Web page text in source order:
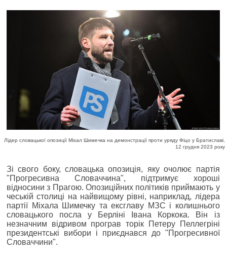
Лідер словацької опозиції Міхал Шимечка на демонстрації проти уряду Фіцо у Братиславі,
12 грудня 2023 року
Зі свого боку, словацька опозиція, яку очолює партія
"Прогресивна Словаччина", підтримує хороші
відносини з Прагою. Опозиційних політиків приймають у
чеській столиці на найвищому рівні, наприклад, лідера
партії Міхала Шимечку та ексглаву МЗС і колишнього
словацького посла у Берліні Івана Коркока. Він із
незначним відривом програв торік Петеру Пеллегріні
президентські вибори і приєднався до "Прогресивної
Словаччини".